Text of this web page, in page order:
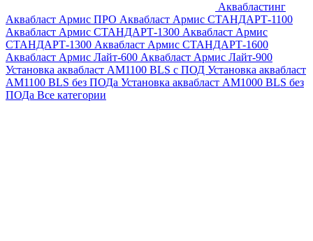
Аквабластинг
Аквабласт Армис ПРО Аквабласт Армис СТАНДАРТ-1100
Аквабласт Армис СТАНДАРТ-1300 Аквабласт Армис
СТАНДАРТ-1300 Аквабласт Армис СТАНДАРТ-1600
Аквабласт Армис Лайт-600 Аквабласт Армис Лайт-900
Установка аквабласт AM1100 BLS с ПОД Установка аквабласт
AM1100 BLS без ПОДа Установка аквабласт AM1000 BLS без
ПОДа Все категории